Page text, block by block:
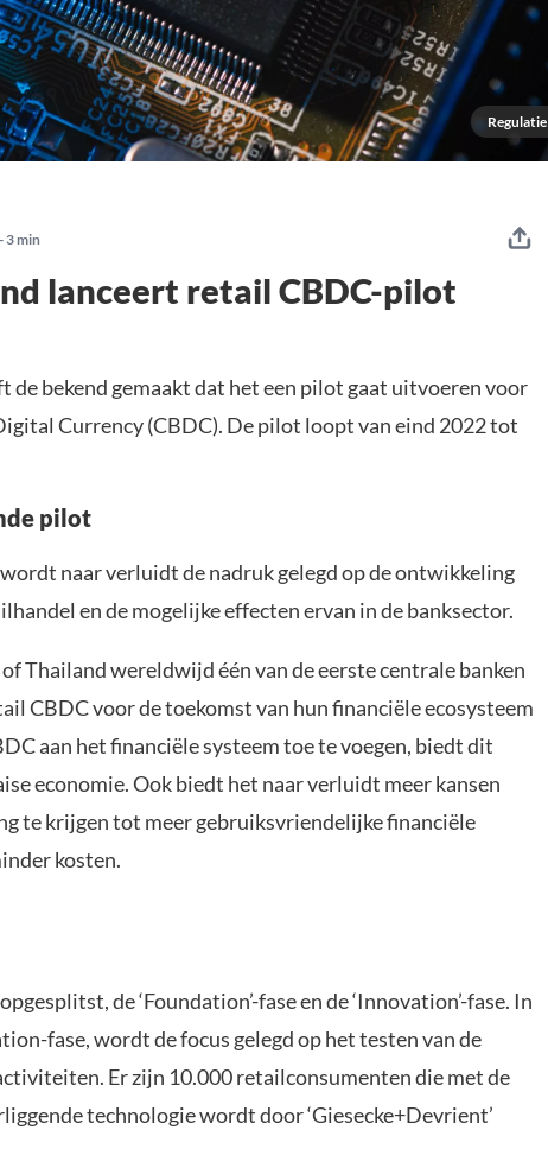
Regulatie
3 min
lanceert retail CBDC-pilot
de bekend gemaakt dat het een pilot gaat uitvoeren voor
Currency (CBDC). De pilot loopt van eind 2022 tot
pilot
naar verluidt de nadruk gelegd op de ontwikkeling
en de mogelijke effecten ervan in de banksector.
Thailand wereldwijd één van de eerste centrale banken
CBDC voor de toekomst van hun financiële ecosysteem
aan het financiële systeem toe te voegen, biedt dit
economie. Ook biedt het naar verluidt meer kansen
te krijgen tot meer gebruiksvriendelijke financiële
kosten.
de ‘Foundation’-fase en de ‘Innovation’-fase. In
fase, wordt de focus gelegd op het testen van de
Er zijn 10.000 retailconsumenten die met de
technologie wordt door ‘Giesecke+Devrient’